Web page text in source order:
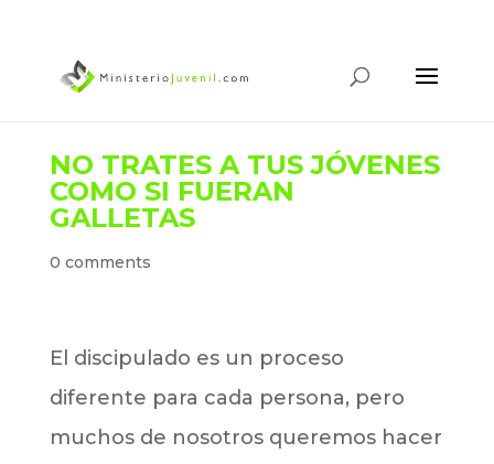
NO TRATES A TUS JÓVENES
COMO SI FUERAN
GALLETAS
0 comments
El discipulado es un proceso
diferente para cada persona, pero
muchos de nosotros queremos hacer